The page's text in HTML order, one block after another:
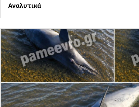
Αναλυτικά